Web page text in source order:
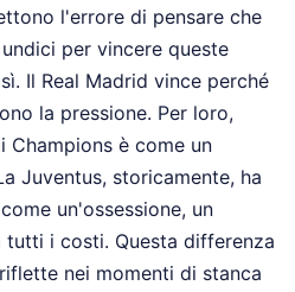
l'errore di pensare che
per vincere queste
Il Real Madrid vince perché
la pressione. Per loro,
Champions è come un
Juventus, storicamente, ha
un'ossessione, un
tutti i costi. Questa differenza
nei momenti di stanca